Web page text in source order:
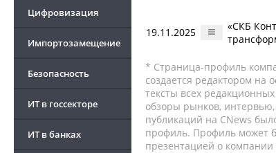
Цифровизация
Импортозамещение
Безопасность
ИТ в госсекторе
ИТ в банках
19.11.2025
«СКБ
* Страница-профиль
создается редактором на
тексты всех
обзоры рынков,
публикаций на CNews
профиль. Профиль может
презентацией о компании